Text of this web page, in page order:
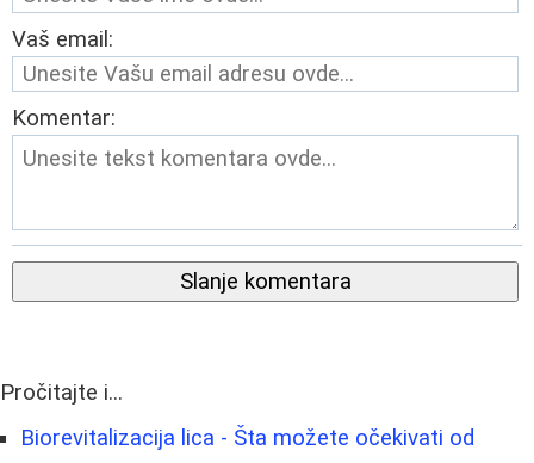
Vaš email:
Komentar:
Slanje komentara
Pročitajte i...
Biorevitalizacija lica - Šta možete očekivati od